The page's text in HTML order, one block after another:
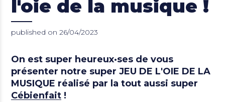
l'oie de la musique !
published on 26/04/2023
On est super heureux·ses de vous
présenter notre superJEU DE L'OIE DE LA
MUSIQUE réalisé par la tout aussi super
Cébienfait !